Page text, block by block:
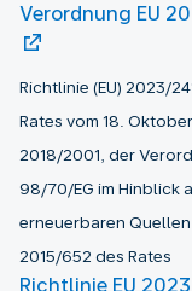
Verordnung EU
Richtlinie (EU) 2023/
Rates vom 18.
2018/2001, der
98/70/EG im Hinblick
erneuerbaren
2015/652 des Rates
Richtlinie EU